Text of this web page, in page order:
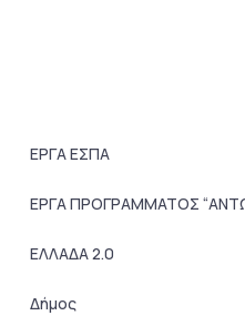
ΕΡΓΑ ΕΣΠΑ
ΕΡΓΑ ΠΡΟΓΡΑΜΜΑΤΟΣ
ΕΛΛΑΔΑ 2.0
Δήμος